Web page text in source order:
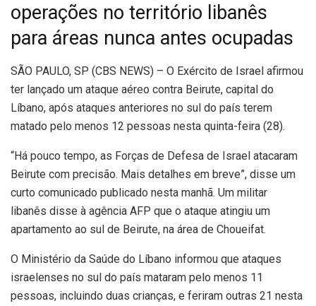
operações no território libanês
para áreas nunca antes ocupadas
SÃO PAULO, SP (CBS NEWS) – O Exército de Israel afirmou
ter lançado um ataque aéreo contra Beirute, capital do
Líbano, após ataques anteriores no sul do país terem
matado pelo menos 12 pessoas nesta quinta-feira (28).
“Há pouco tempo, as Forças de Defesa de Israel atacaram
Beirute com precisão. Mais detalhes em breve”, disse um
curto comunicado publicado nesta manhã. Um militar
libanês disse à agência AFP que o ataque atingiu um
apartamento ao sul de Beirute, na área de Choueifat.
O Ministério da Saúde do Líbano informou que ataques
israelenses no sul do país mataram pelo menos 11
pessoas, incluindo duas crianças, e feriram outras 21 nesta